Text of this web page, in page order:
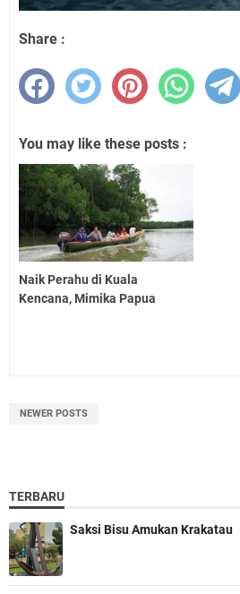
Share :
You may like these posts :
Naik Perahu di Kuala
Kencana, Mimika Papua
NEWER POSTS
TERBARU
Saksi Bisu Amukan Krakatau